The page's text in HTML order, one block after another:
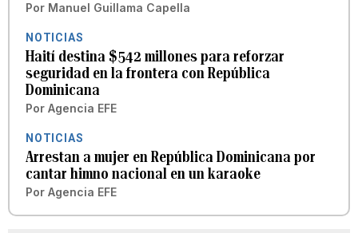
Por Manuel Guillama Capella
NOTICIAS
Haití destina $542 millones para reforzar
seguridad en la frontera con República
Dominicana
Por Agencia EFE
NOTICIAS
Arrestan a mujer en República Dominicana por
cantar himno nacional en un karaoke
Por Agencia EFE